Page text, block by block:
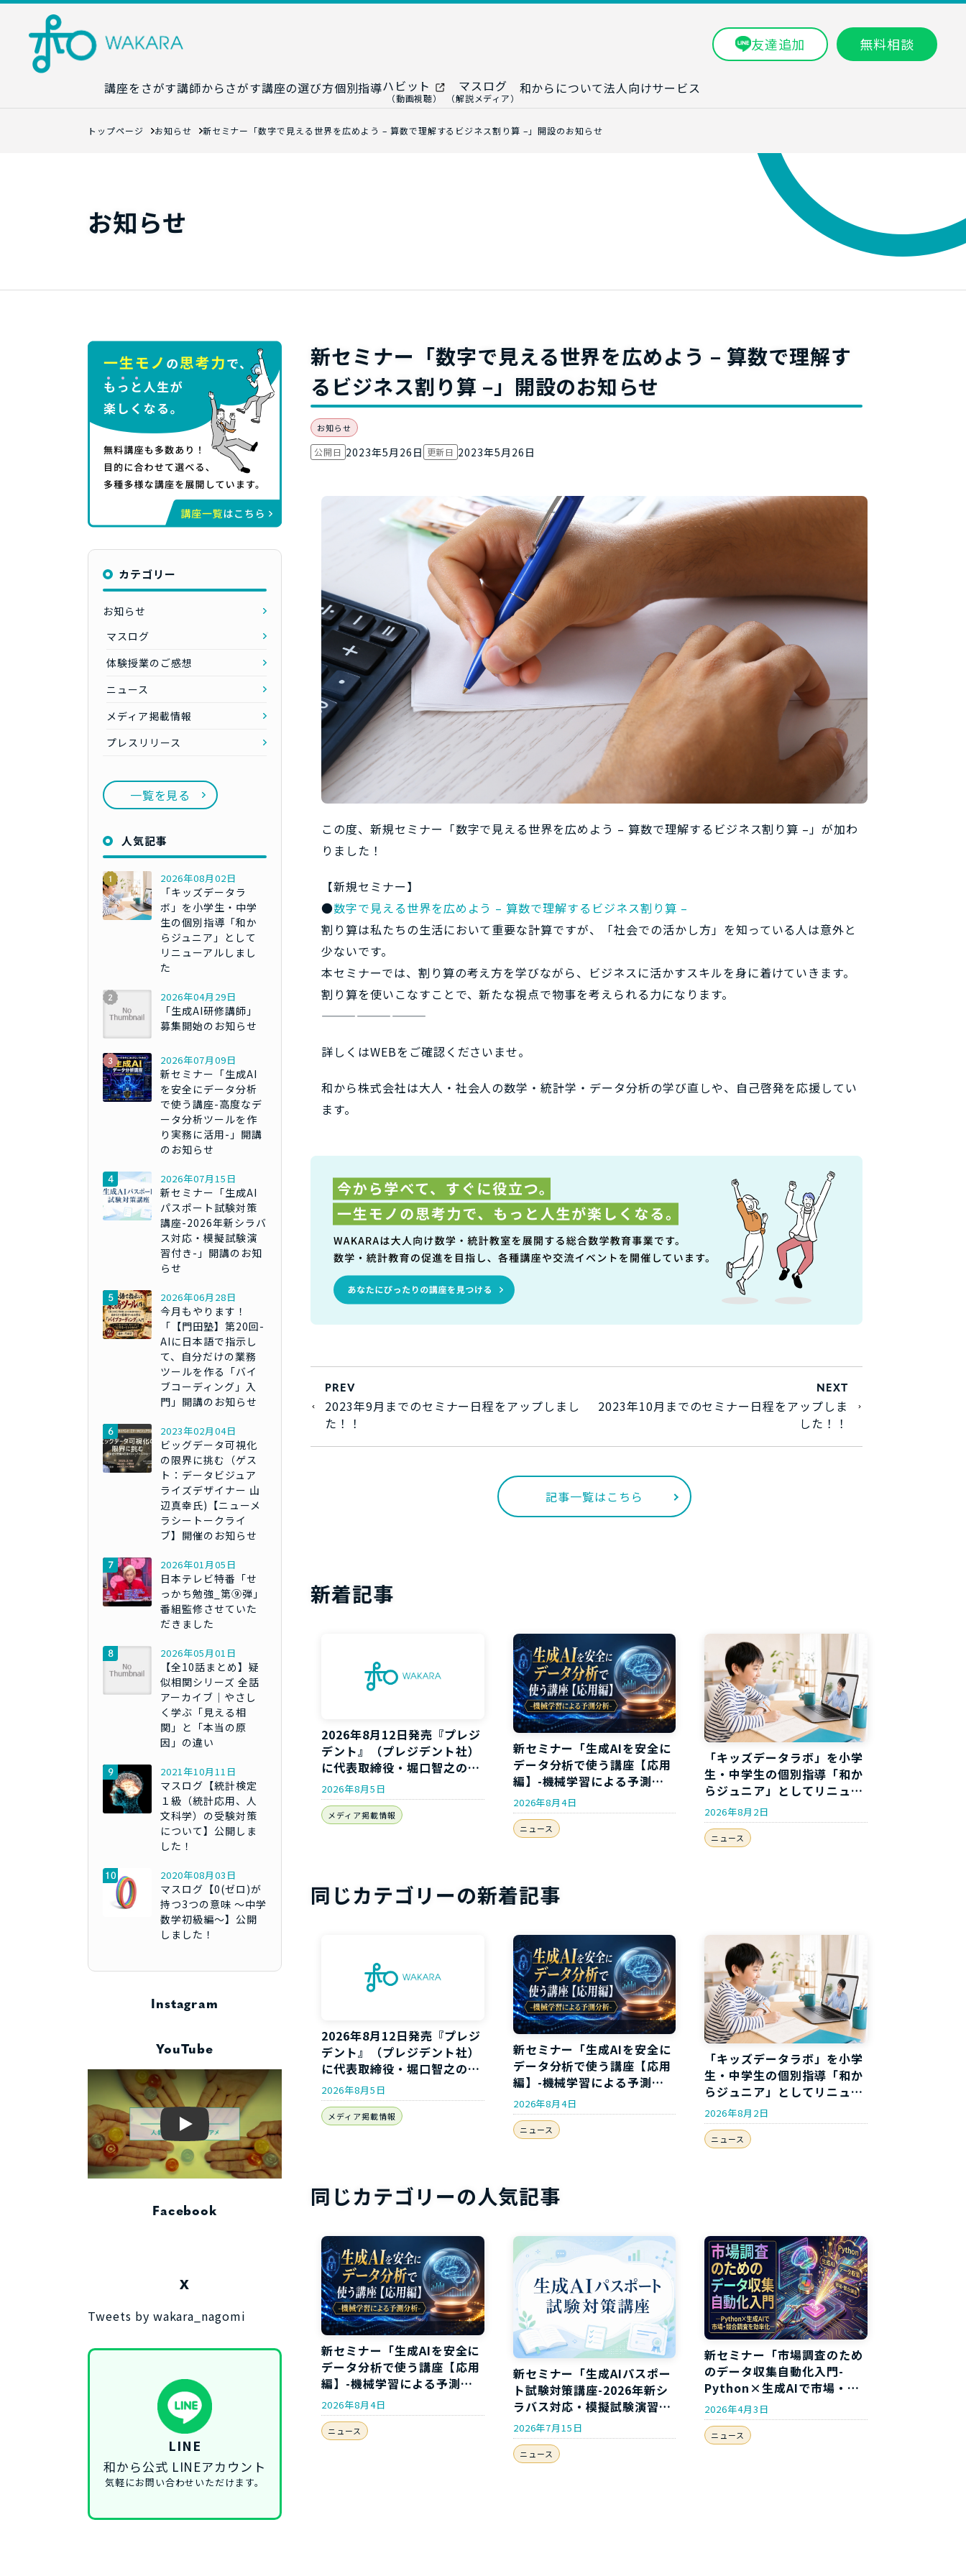
友達追加 無料相談
講座をさがす講師からさがす講座の選び方
講座カレンダー
個別指導
生成AI教室
ハビット
（動画視聴）
マスログ
（解説メディア）
和からについて法人向けサービス
研修プログラム一覧
トップページ お知らせ 新セミナー「数字で見える世界を広めよう – 算数で理解するビジネス割り算 –」開設のお知らせ
お知らせ
新セミナー「数字で見える世界を広めよう – 算数で理解す
るビジネス割り算 –」開設のお知らせ
お知らせ
公開日 2023年5月26日 更新日 2023年5月26日
この度、新規セミナー「数字で見える世界を広めよう – 算数で理解するビジネス割り算 –」が加わ
りました！
【新規セミナー】
●数字で見える世界を広めよう – 算数で理解するビジネス割り算 –
割り算は私たちの生活において重要な計算ですが、「社会での活かし方」を知っている人は意外と
少ないです。
本セミナーでは、割り算の考え方を学びながら、ビジネスに活かすスキルを身に着けていきます。
割り算を使いこなすことで、新たな視点で物事を考えられる力になります。
—————————
詳しくはWEBをご確認くださいませ。
和から株式会社は大人・社会人の数学・統計学・データ分析の学び直しや、自己啓発を応援してい
ます。
PREV
2023年9月までのセミナー日程をアップしまし
た！！
NEXT
2023年10月までのセミナー日程をアップしま
した！！
記事一覧はこちら
新着記事
2026年8月12日発売『プレジ
デント』（プレジデント社）
に代表取締役・堀口智之のイ
ンタビューが掲載されます
2026年8月5日
メディア掲載情報
新セミナー「生成AIを安全に
データ分析で使う講座【応用
編】-機械学習による予測分
析-」開講のお知らせ
2026年8月4日
ニュース
「キッズデータラボ」を小学
生・中学生の個別指導「和か
らジュニア」としてリニュー
アルしました
2026年8月2日
ニュース
同じカテゴリーの新着記事
2026年8月12日発売『プレジ
デント』（プレジデント社）
に代表取締役・堀口智之のイ
ンタビューが掲載されます
2026年8月5日
メディア掲載情報
新セミナー「生成AIを安全に
データ分析で使う講座【応用
編】-機械学習による予測分
析-」開講のお知らせ
2026年8月4日
ニュース
「キッズデータラボ」を小学
生・中学生の個別指導「和か
らジュニア」としてリニュー
アルしました
2026年8月2日
ニュース
同じカテゴリーの人気記事
新セミナー「生成AIを安全に
データ分析で使う講座【応用
編】-機械学習による予測分
析-」開講のお知らせ
2026年8月4日
ニュース
新セミナー「生成AIパスポー
ト試験対策講座-2026年新シ
ラバス対応・模擬試験演習付
き-」開講のお知らせ
2026年7月15日
ニュース
新セミナー「市場調査のため
のデータ収集自動化入門-
Python×生成AIで市場・競
合調査を効率化-」開講のお
知らせ
2026年4月3日
ニュース
カテゴリー
お知らせ
マスログ
体験授業のご感想
ニュース
メディア掲載情報
プレスリリース
一覧を見る
人気記事
2026年08月02日
「キッズデータラ
ボ」を小学生・中学
生の個別指導「和か
らジュニア」として
リニューアルしまし
た
2026年04月29日
「生成AI研修講師」
募集開始のお知らせ
2026年07月09日
新セミナー「生成AI
を安全にデータ分析
で使う講座-高度なデ
ータ分析ツールを作
り実務に活用-」開講
のお知らせ
2026年07月15日
新セミナー「生成AI
パスポート試験対策
講座-2026年新シラバ
ス対応・模擬試験演
習付き-」開講のお知
らせ
2026年06月28日
今月もやります！
「【門田塾】第20回-
AIに日本語で指示し
て、自分だけの業務
ツールを作る「バイ
ブコーディング」入
門」開講のお知らせ
2023年02月04日
ビッグデータ可視化
の限界に挑む（ゲス
ト：データビジュア
ライズデザイナー 山
辺真幸氏)【ニューメ
ラシートークライ
ブ】開催のお知らせ
2026年01月05日
日本テレビ特番「せ
っかち勉強_第⑨弾」
番組監修させていた
だきました
2026年05月01日
【全10話まとめ】疑
似相関シリーズ 全話
アーカイブ｜やさし
く学ぶ「見える相
関」と「本当の原
因」の違い
2021年10月11日
マスログ【統計検定
１級（統計応用、人
文科学）の受験対策
について】公開しま
した！
2020年08月03日
マスログ【0(ゼロ)が
持つ3つの意味 ～中学
数学初級編～】公開
しました！
Instagram
YouTube
Play
Facebook
X
Tweets by wakara_nagomi
LINE
和から公式 LINEアカウント
気軽にお問い合わせいただけます。